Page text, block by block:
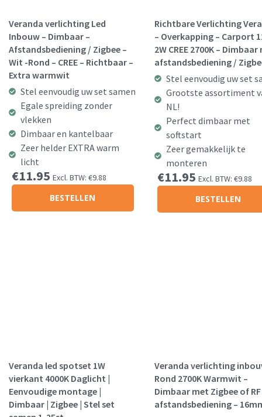
Veranda verlichting Led
Inbouw – Dimbaar –
Afstandsbediening / Zigbee –
Wit -Rond – CREE – Richtbaar –
Extra warmwit
Stel eenvoudig uw set samen
Egale spreiding zonder
vlekken
Dimbaar en kantelbaar
Zeer helder EXTRA warm
licht
€11.95 Excl. BTW: €9.88
BESTELLEN
Richtbare Verlichting
– Overkapping – Carport
2W CREE 2700K –
afstandsbediening /
Stel eenvoudig uw set
Grootste assortiment
NL!
Perfect dimbaar met
softstart
Zeer gemakkelijk te
monteren
€11.95 Excl. BTW: €9.88
BESTELLEN
Veranda led spotset 1W
vierkant 4000K Daglicht |
Eenvoudige montage |
Dimbaar | Zigbee | Stel set
Veranda verlichting
Rond 2700K Warmwit –
Dimbaar met Zigbee of RF
afstandsbediening –